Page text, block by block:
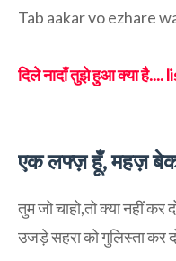
Tab aakar vo ezhare
दिले नादाँ तुझे हुआ क्या
एक लफ्ज़ हूँ, महज़
तुम जो चाहो,तो क्या नहीं कर
उजड़े सहरा को गुलिस्ता कर